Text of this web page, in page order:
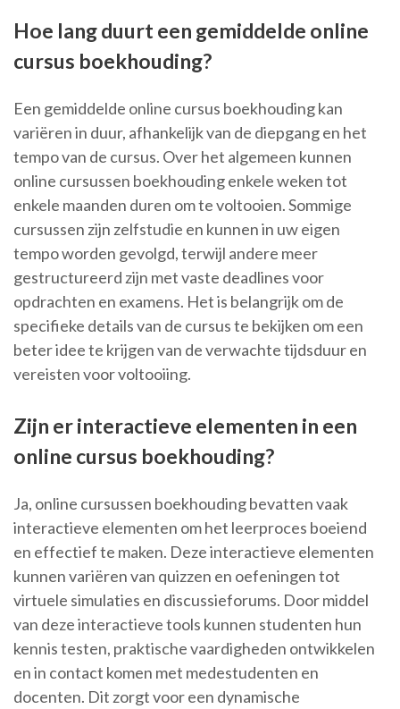
Hoe lang duurt een gemiddelde online
cursus boekhouding?
Een gemiddelde online cursus boekhouding kan
variëren in duur, afhankelijk van de diepgang en het
tempo van de cursus. Over het algemeen kunnen
online cursussen boekhouding enkele weken tot
enkele maanden duren om te voltooien. Sommige
cursussen zijn zelfstudie en kunnen in uw eigen
tempo worden gevolgd, terwijl andere meer
gestructureerd zijn met vaste deadlines voor
opdrachten en examens. Het is belangrijk om de
specifieke details van de cursus te bekijken om een
beter idee te krijgen van de verwachte tijdsduur en
vereisten voor voltooiing.
Zijn er interactieve elementen in een
online cursus boekhouding?
Ja, online cursussen boekhouding bevatten vaak
interactieve elementen om het leerproces boeiend
en effectief te maken. Deze interactieve elementen
kunnen variëren van quizzen en oefeningen tot
virtuele simulaties en discussieforums. Door middel
van deze interactieve tools kunnen studenten hun
kennis testen, praktische vaardigheden ontwikkelen
en in contact komen met medestudenten en
docenten. Dit zorgt voor een dynamische